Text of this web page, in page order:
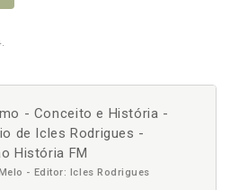
- Conceito e História -
de Icles Rodrigues -
História FM
- Editor: Icles Rodrigues